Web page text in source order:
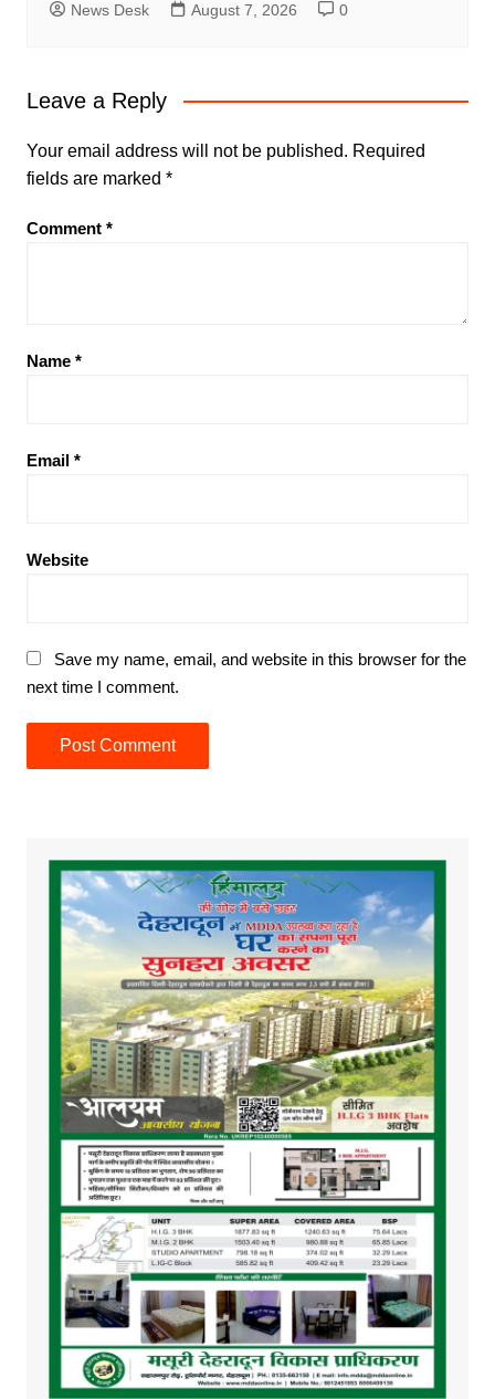
News Desk August 7, 2026 0
Leave a Reply
Your email address will not be published. Required
fields are marked *
Comment *
Name *
Email *
Website
Save my name, email, and website in this browser for the
next time I comment.